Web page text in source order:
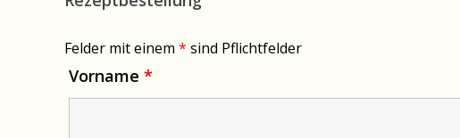
Felder mit einem * sind Pflichtfelder
Vorname *